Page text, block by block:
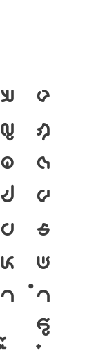
ฆ ง
ญ ฎ
ด ต
ป ผ
ย ร
ห ฬ
า ำ
โ